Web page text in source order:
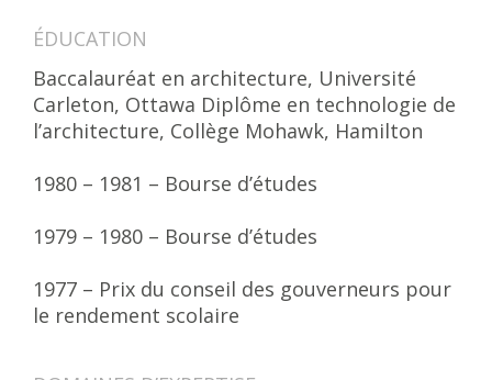
ÉDUCATION
Baccalauréat en architecture, Université
Carleton, Ottawa Diplôme en technologie de
l’architecture, Collège Mohawk, Hamilton
1980 – 1981 – Bourse d’études
1979 – 1980 – Bourse d’études
1977 – Prix du conseil des gouverneurs pour
le rendement scolaire